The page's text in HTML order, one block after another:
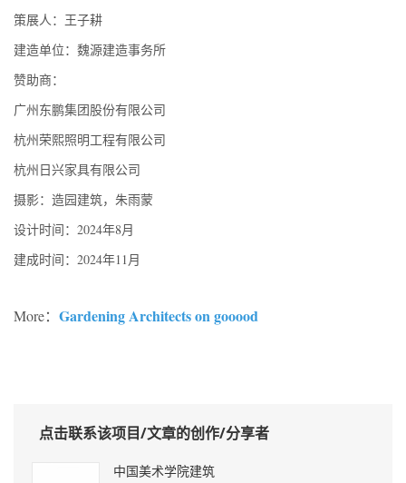
策展人：王子耕
建造单位：魏源建造事务所
赞助商：
广州东鹏集团股份有限公司
杭州荣熙照明工程有限公司
杭州日兴家具有限公司
摄影：造园建筑，朱雨蒙
设计时间：2024年8月
建成时间：2024年11月
More： Gardening Architects on gooood
点击联系该项目/文章的创作/分享者
中国美术学院建筑